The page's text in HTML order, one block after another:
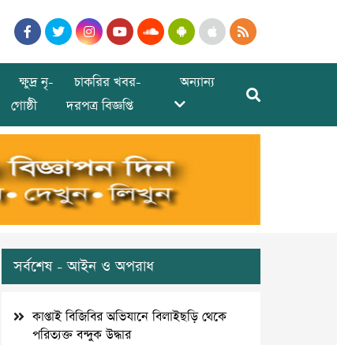
ক্ষুদ্র নৃ-
গোষ্ঠী
চাকরির খবর-
দরপত্র বিজ্ঞপ্তি
অন্যান্য
সর্বশেষ - আইন ও অপরাধ
কাপ্তাই বিজিবির অভিযানে বিলাইছড়ি থেকে
পরিত্যক্ত বন্দুক উদ্ধার